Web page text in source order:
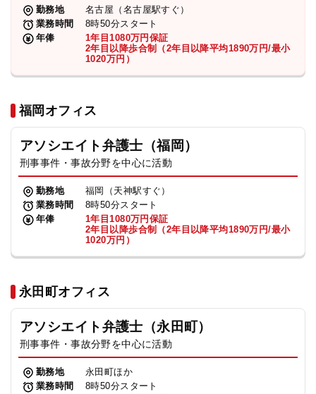
勤務地
名古屋（名古屋駅すぐ）
業務時間
8時50分スタート
年俸
1年目1080万円保証
2年目以降歩合制（2年目以降平均1890万円/最小
1020万円）
福岡オフィス
アソシエイト弁護士（福岡）
刑事事件・事故分野を中心に活動
勤務地
福岡（天神駅すぐ）
業務時間
8時50分スタート
年俸
1年目1080万円保証
2年目以降歩合制（2年目以降平均1890万円/最小
1020万円）
永田町オフィス
アソシエイト弁護士（永田町）
刑事事件・事故分野を中心に活動
勤務地
永田町ほか
業務時間
8時50分スタート